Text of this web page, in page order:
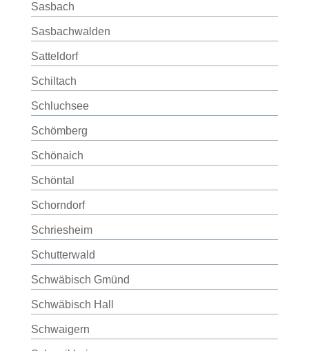
Sasbach
Sasbachwalden
Satteldorf
Schiltach
Schluchsee
Schömberg
Schönaich
Schöntal
Schorndorf
Schriesheim
Schutterwald
Schwäbisch Gmünd
Schwäbisch Hall
Schwaigern